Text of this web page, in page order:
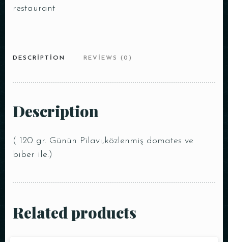
restaurant
DESCRIPTION REVIEWS (0)
Description
( 120 gr. Günün Pilavı,közlenmiş domates ve
biber ile.)
Related products